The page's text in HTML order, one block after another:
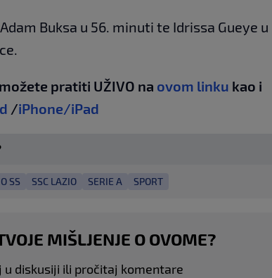
Buksa u 56. minuti te Idrissa Gueye u
pratiti UŽIVO na ovom linku kao i
/iPhone/iPad
SS SSC LAZIO SERIE A SPORT
MIŠLJENJE O OVOME?
u diskusiji ili pročitaj komentare